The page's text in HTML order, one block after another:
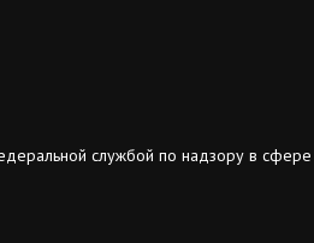
службой по надзору в сфере